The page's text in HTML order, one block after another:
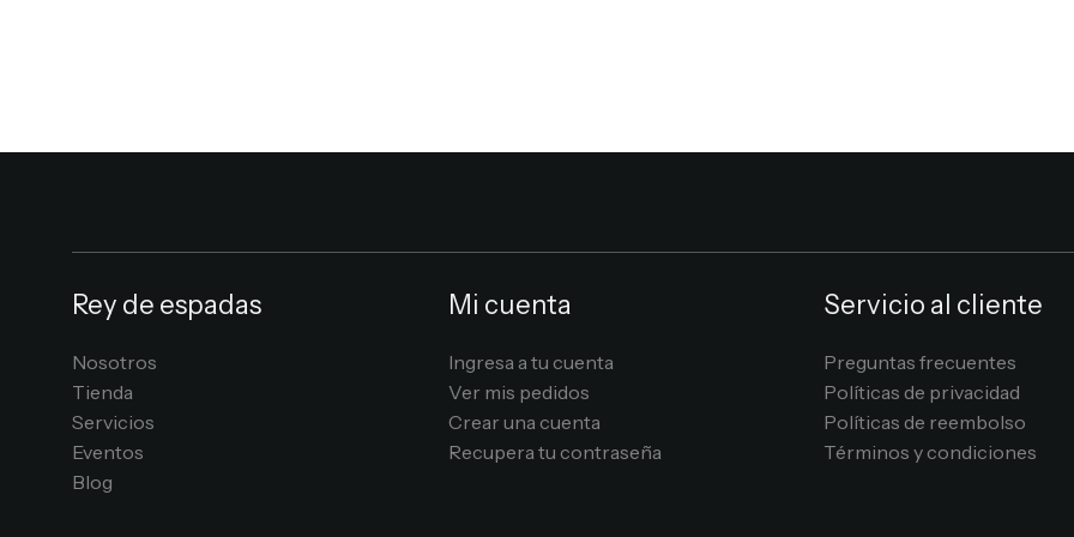
Rey de espadas
Nosotros
Tienda
Servicios
Eventos
Blog
Mi cuenta
Ingresa a tu cuenta
Ver mis pedidos
Crear una cuenta
Recupera tu contraseña
Servicio al cliente
Preguntas frecuentes
Políticas de privacidad
Políticas de reembolso
Términos y condiciones